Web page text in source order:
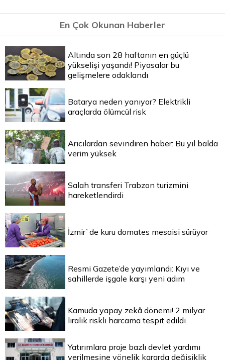
En Çok Okunan Haberler
Altında son 28 haftanın en güçlü
yükselişi yaşandı! Piyasalar bu
gelişmelere odaklandı
Batarya neden yanıyor? Elektrikli
araçlarda ölümcül risk
Arıcılardan sevindiren haber: Bu yıl balda
verim yüksek
Salah transferi Trabzon turizmini
hareketlendirdi
İzmir`de kuru domates mesaisi sürüyor
Resmi Gazete’de yayımlandı: Kıyı ve
sahillerde işgale karşı yeni adım
Kamuda yapay zekâ dönemi! 2 milyar
liralık riskli harcama tespit edildi
Yatırımlara proje bazlı devlet yardımı
verilmesine yönelik kararda değişiklik